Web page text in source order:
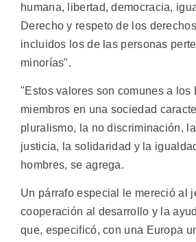
humana, libertad, democracia,
Derecho y respeto de los
incluidos los de las personas
minorías".
"Estos valores son comunes a los
miembros en una sociedad
pluralismo, la no discriminación,
justicia, la solidaridad y la
hombres, se agrega.
Un párrafo especial le mereció al
cooperación al desarrollo y la
que, especificó, con una Europa